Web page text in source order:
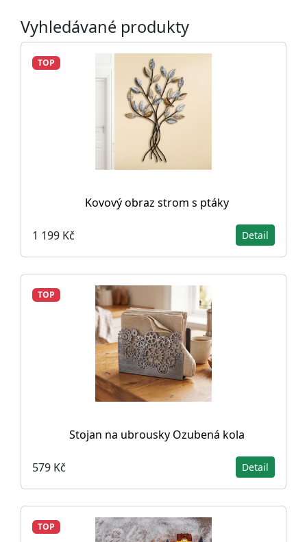
Vyhledávané produkty
TOP
Kovový obraz strom s ptáky
1 199 Kč Detail
TOP
Stojan na ubrousky Ozubená kola
579 Kč Detail
TOP